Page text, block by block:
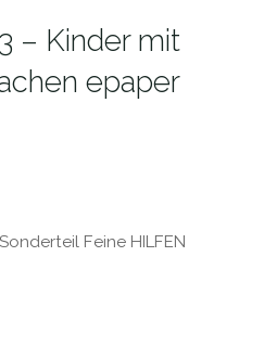
– Kinder mit
epaper
Feine HILFEN